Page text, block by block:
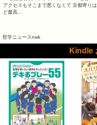
アクセスもそこまで悪くなくて 京都寄り
ど最高…
哲学ニュースnwk
Kindle